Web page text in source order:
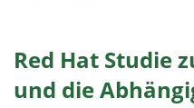
Red Hat Studie
und die